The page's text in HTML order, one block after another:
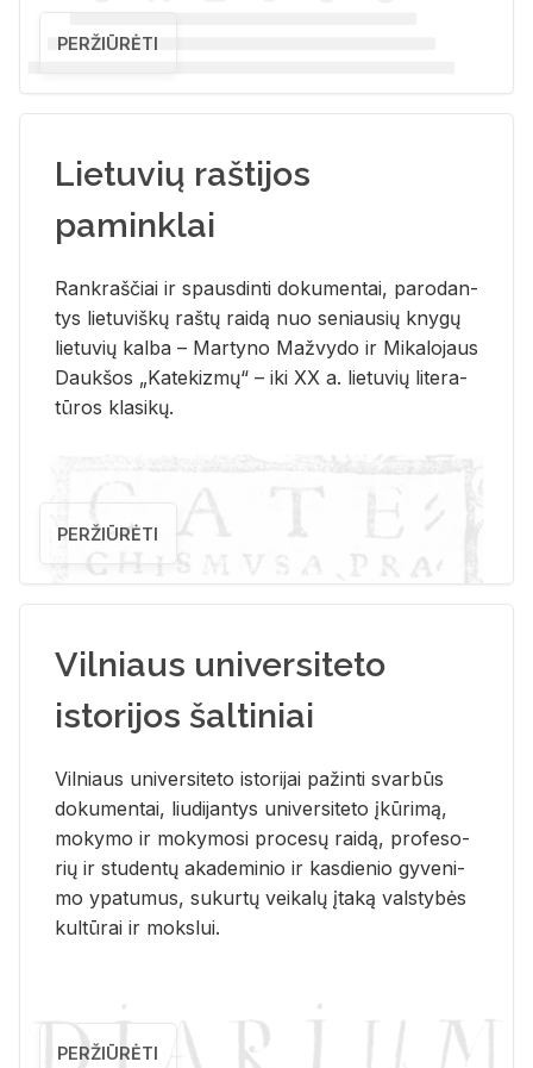
PERŽIŪRĖTI
Lietuvių raštijos
paminklai
Rank­raš­čiai ir spaus­din­ti do­ku­men­tai, pa­ro­dan­
tys lie­tu­viš­kų raš­tų rai­dą nuo se­niau­sių kny­gų
lie­tu­vių kal­ba – Mar­ty­no Ma­žvy­do ir Mi­ka­lo­jaus
Dauk­šos „Ka­te­kiz­mų“ – iki XX a. lie­tu­vių li­te­ra­
tū­ros kla­si­kų.
PERŽIŪRĖTI
Vilniaus universiteto
istorijos šaltiniai
Vil­niaus uni­ver­si­te­to is­to­ri­jai pa­žin­ti svar­būs
do­ku­men­tai, liu­di­jan­tys uni­ver­si­te­to įkū­ri­mą,
mo­ky­mo ir mo­ky­mo­si pro­ce­sų rai­dą, pro­fe­so­
rių ir stu­den­tų aka­de­mi­nio ir kas­die­nio gy­ve­ni­
mo ypa­tu­mus, su­kur­tų vei­ka­lų įta­ką vals­ty­bės
kul­tū­rai ir moks­lui.
PERŽIŪRĖTI